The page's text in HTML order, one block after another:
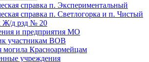
справка п. Экспериментальный
справка п. Светлогорка и п. Чистый
Ж/д рзд № 20
и предприятия МО
участникам ВОВ
могила Красноармейцам
учреждения